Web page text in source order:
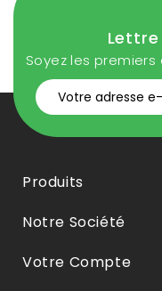
Soyez les
Produits
Notre Société
Votre Compte